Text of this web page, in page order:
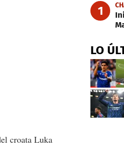
croata Luka
1
LO